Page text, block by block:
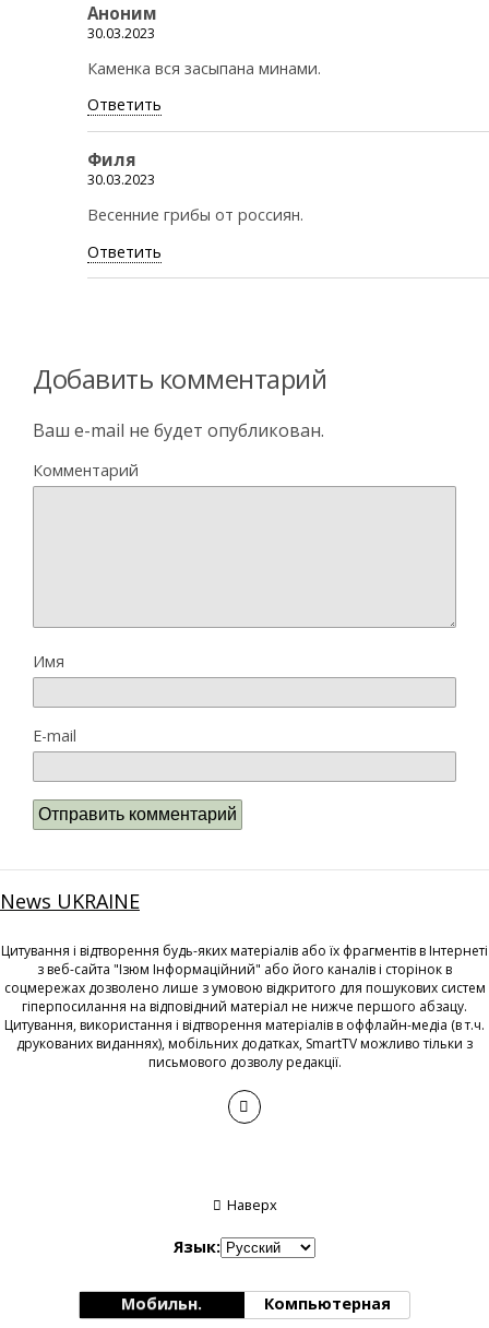
Аноним
30.03.2023
Каменка вся засыпана минами.
Ответить
Филя
30.03.2023
Весенние грибы от россиян.
Ответить
Добавить комментарий
Ваш e-mail не будет опубликован.
Комментарий
Имя
E-mail
News UKRAINE
Цитування і відтворення будь-яких матеріалів або їх фрагментів в Інтернеті
з веб-сайта "Ізюм Інформаційний" або його каналів і сторінок в
соцмережах дозволено лише з умовою відкритого для пошукових систем
гіперпосилання на відповідний матеріал не нижче першого абзацу.
Цитування, використання і відтворення матеріалів в оффлайн-медіа (в т.ч.
друкованих виданнях), мобільних додатках, SmartTV можливо тільки з
письмового дозволу редакції.
Наверх
Язык:
Мобильн. Компьютерная